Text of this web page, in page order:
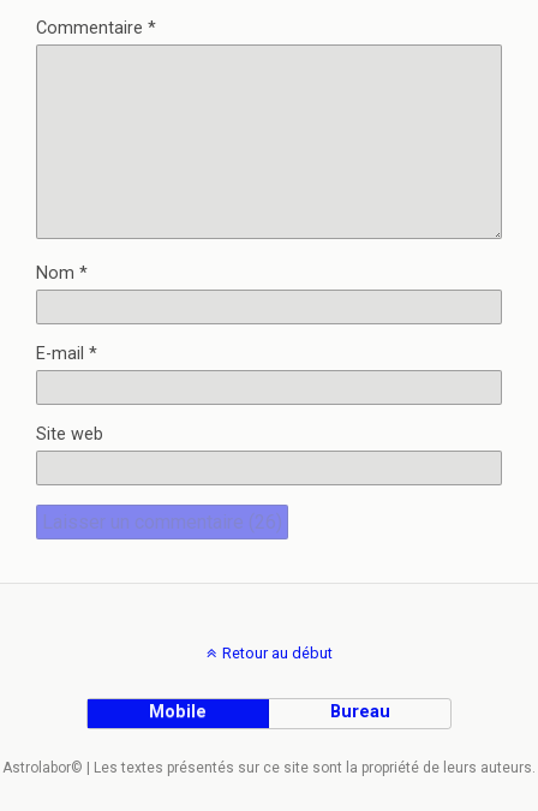
Commentaire *
Nom *
E-mail *
Site web
Retour au début
Mobile Bureau
Astrolabor© | Les textes présentés sur ce site sont la propriété de leurs auteurs.